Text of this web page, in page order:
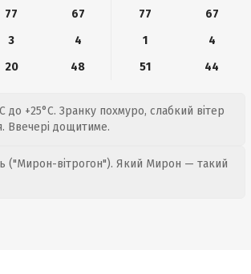
77 67 77
67
3 4 1
4
20 48 51 44
до +25°C. Зранку похмуро, слабкий вітер
Ввечері дощитиме.
("Мирон-вітрогон"). Який Мирон — такий